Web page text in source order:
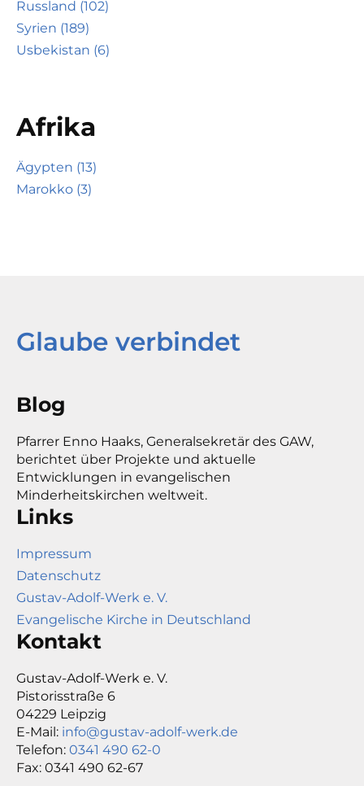
Russland (102)
Syrien (189)
Usbekistan (6)
Afrika
Ägypten (13)
Marokko (3)
Glaube verbindet
Blog
Pfarrer Enno Haaks, Generalsekretär des GAW,
berichtet über Projekte und aktuelle
Entwicklungen in evangelischen
Minderheitskirchen weltweit.
Links
Impressum
Datenschutz
Gustav-Adolf-Werk e. V.
Evangelische Kirche in Deutschland
Kontakt
Gustav-Adolf-Werk e. V.
Pistorisstraße 6
04229 Leipzig
E-Mail: info@gustav-adolf-werk.de
Telefon: 0341 490 62-0
Fax: 0341 490 62-67